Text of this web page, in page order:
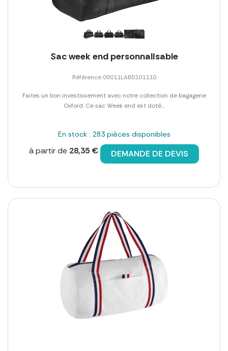
Sac week end personnalisable
Référence 00011LAB0101110
Faites un bon investissement avec notre collection de bagagerie
Oxford. Ce sac Week end est doté...
En stock : 283 pièces disponibles
à partir de 28,35 € DEMANDE DE DEVIS